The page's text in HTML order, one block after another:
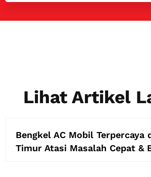
Lihat Artikel
Bengkel AC Mobil Terpercaya
Timur Atasi Masalah Cepat &